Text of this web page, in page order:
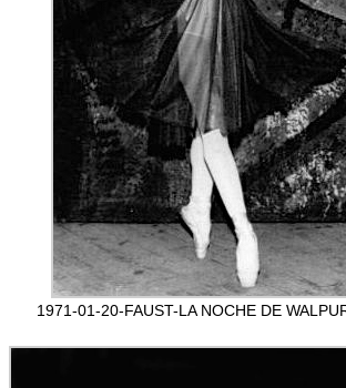
1971-01-20-FAUST-LA NOCHE DE